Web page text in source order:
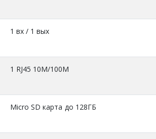
1 вх / 1 вых
1 RJ45 10M/100M
Micro SD карта до 128ГБ